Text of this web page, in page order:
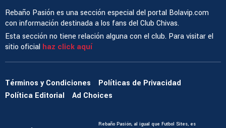
Rebaño Pasión es una sección especial del portal Bolavip.com
con información destinada a los fans del Club Chivas.
Esta sección no tiene relación alguna con el club. Para visitar el
sitio oficial haz click aquí
Términos y Condiciones
Políticas de Privacidad
Política Editorial
Ad Choices
Rebaño Pasión, al igual que Futbol Sites, es